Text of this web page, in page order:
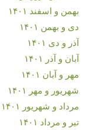
بهمن و اسفند ۱۴۰۱
دی و بهمن ۱۴۰۱
آذر و دی ۱۴۰۱
آبان و آذر ۱۴۰۱
مهر و آبان ۱۴۰۱
شهریور و مهر ۱۴۰۱
مرداد و شهریور ۱۴۰۱
تیر و مرداد ۱۴۰۱